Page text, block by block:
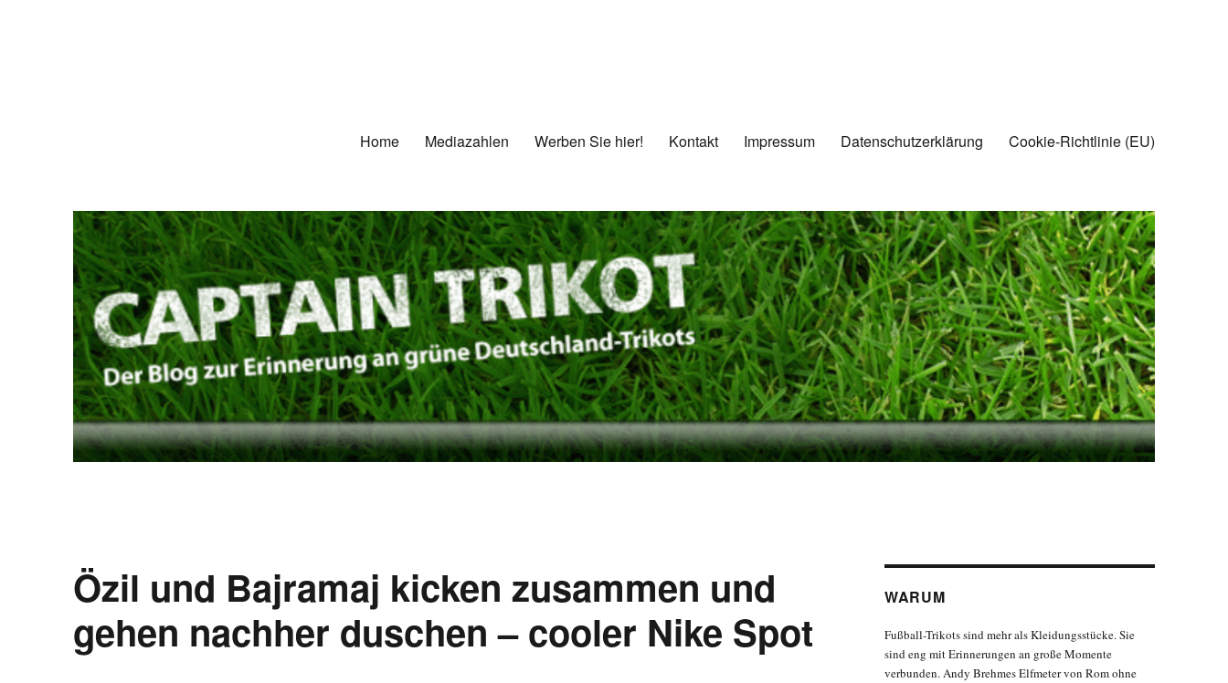
Home Mediazahlen Werben Sie hier! Kontakt Impressum Datenschutzerklärung Cookie-Richtlinie (EU)
Özil und Bajramaj kicken zusammen und
gehen nachher duschen – cooler Nike Spot
WARUM
Fußball-Trikots sind mehr als Kleidungsstücke. Sie
sind eng mit Erinnerungen an große Momente
verbunden. Andy Brehmes Elfmeter von Rom ohne